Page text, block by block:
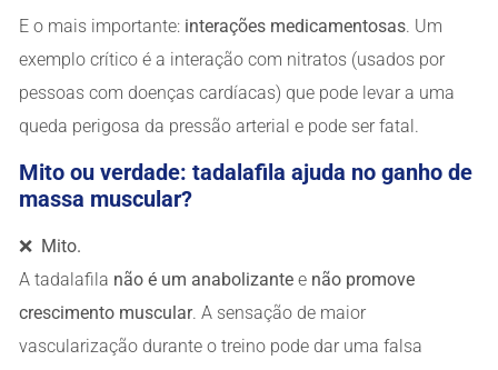
E o mais importante: interações medicamentosas. Um
exemplo crítico é a interação com nitratos (usados por
pessoas com doenças cardíacas) que pode levar a uma
queda perigosa da pressão arterial e pode ser fatal.
Mito ou verdade: tadalafila ajuda no ganho de
massa muscular?
❌ Mito.
A tadalafila não é um anabolizante e não promove
crescimento muscular. A sensação de maior
vascularização durante o treino pode dar uma falsa